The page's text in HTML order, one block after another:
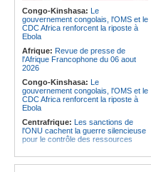
veut une plateforme de mobilisation
des investissements
Afrique:L'Angola participe à la 21e
réunion du Partenariat Afrique-
Monde arabe au Caire
Congo-Kinshasa: Le
gouvernement congolais, l'OMS et le
CDC Africa renforcent la riposte à
Ebola
Afrique: Revue de presse de
l'Afrique Francophone du 06 aout
2026
Congo-Kinshasa: Le
gouvernement congolais, l'OMS et le
CDC Africa renforcent la riposte à
Ebola
Centrafrique: Les sanctions de
l'ONU cachent la guerre silencieuse
pour le contrôle des ressources